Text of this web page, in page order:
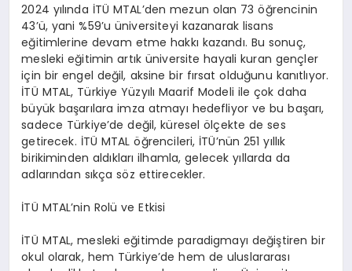
2024 yılında İTÜ MTAL’den mezun olan 73 öğrencinin
43’ü, yani %59’u üniversiteyi kazanarak lisans
eğitimlerine devam etme hakkı kazandı. Bu sonuç,
mesleki eğitimin artık üniversite hayali kuran gençler
için bir engel değil, aksine bir fırsat olduğunu kanıtlıyor.
İTÜ MTAL, Türkiye Yüzyılı Maarif Modeli ile çok daha
büyük başarılara imza atmayı hedefliyor ve bu başarı,
sadece Türkiye’de değil, küresel ölçekte de ses
getirecek. İTÜ MTAL öğrencileri, İTÜ’nün 251 yıllık
birikiminden aldıkları ilhamla, gelecek yıllarda da
adlarından sıkça söz ettirecekler.
İTÜ MTAL’nin Rolü ve Etkisi
İTÜ MTAL, mesleki eğitimde paradigmayı değiştiren bir
okul olarak, hem Türkiye’de hem de uluslararası